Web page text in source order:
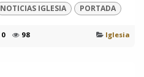
NOTICIAS IGLESIA PORTADA
0 98 Iglesia